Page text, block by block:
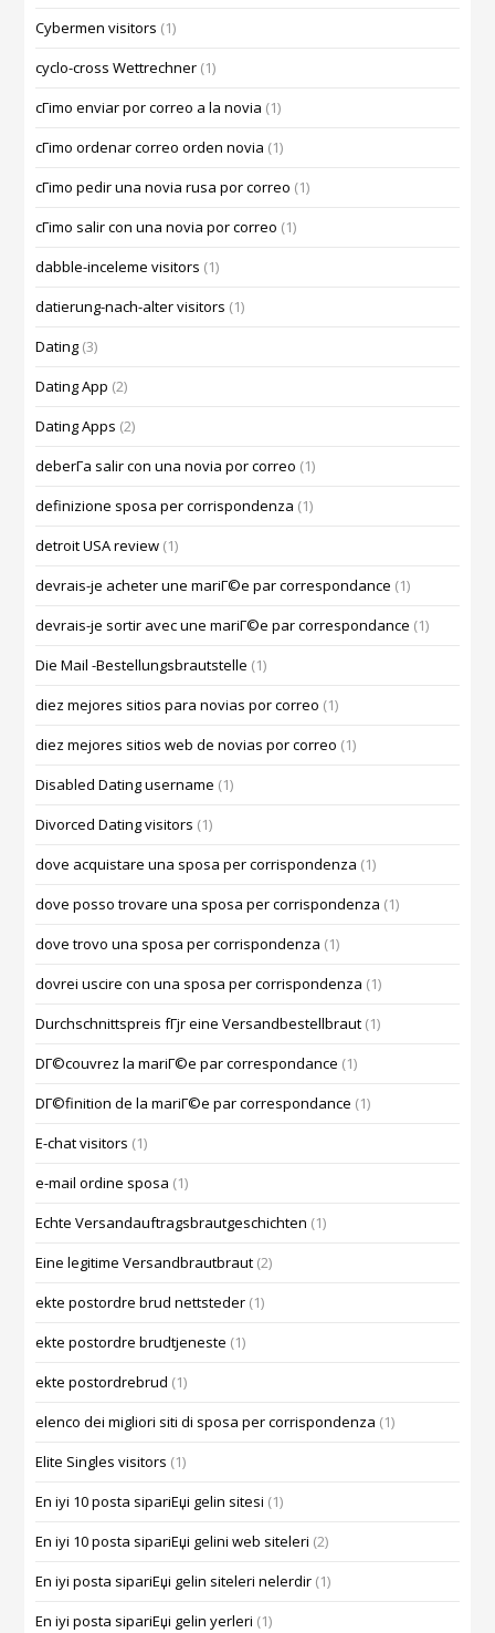
Cybermen visitors (1)
cyclo-cross Wettrechner (1)
cГіmo enviar por correo a la novia (1)
cГіmo ordenar correo orden novia (1)
cГіmo pedir una novia rusa por correo (1)
cГіmo salir con una novia por correo (1)
dabble-inceleme visitors (1)
datierung-nach-alter visitors (1)
Dating (3)
Dating App (2)
Dating Apps (2)
deberГ­a salir con una novia por correo (1)
definizione sposa per corrispondenza (1)
detroit USA review (1)
devrais-je acheter une mariГ©e par correspondance (1)
devrais-je sortir avec une mariГ©e par correspondance (1)
Die Mail -Bestellungsbrautstelle (1)
diez mejores sitios para novias por correo (1)
diez mejores sitios web de novias por correo (1)
Disabled Dating username (1)
Divorced Dating visitors (1)
dove acquistare una sposa per corrispondenza (1)
dove posso trovare una sposa per corrispondenza (1)
dove trovo una sposa per corrispondenza (1)
dovrei uscire con una sposa per corrispondenza (1)
Durchschnittspreis fГјr eine Versandbestellbraut (1)
DГ©couvrez la mariГ©e par correspondance (1)
DГ©finition de la mariГ©e par correspondance (1)
E-chat visitors (1)
e-mail ordine sposa (1)
Echte Versandauftragsbrautgeschichten (1)
Eine legitime Versandbrautbraut (2)
ekte postordre brud nettsteder (1)
ekte postordre brudtjeneste (1)
ekte postordrebrud (1)
elenco dei migliori siti di sposa per corrispondenza (1)
Elite Singles visitors (1)
En iyi 10 posta sipariЕџi gelin sitesi (1)
En iyi 10 posta sipariЕџi gelini web siteleri (2)
En iyi posta sipariЕџi gelin siteleri nelerdir (1)
En iyi posta sipariЕџi gelin yerleri (1)